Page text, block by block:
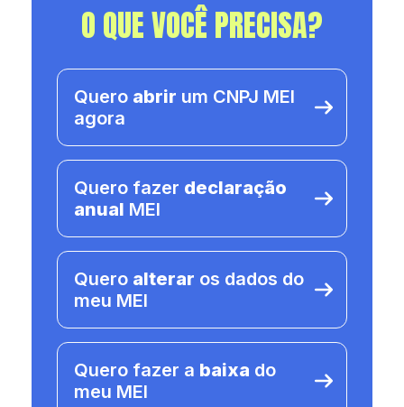
O QUE VOCÊ PRECISA?
Quero abrir um CNPJ MEI
agora
Quero fazer declaração
anual MEI
Quero alterar os dados do
meu MEI
Quero fazer a baixa do
meu MEI